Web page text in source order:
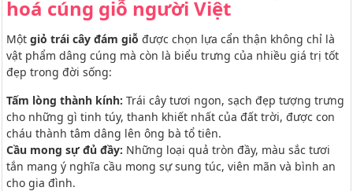
hoá cúng giỗ người Việt
Một giỏ trái cây đám giỗ được chọn lựa cẩn thận không chỉ là
vật phẩm dâng cúng mà còn là biểu trưng của nhiều giá trị tốt
đẹp trong đời sống:
Tấm lòng thành kính: Trái cây tươi ngon, sạch đẹp tượng trưng
cho những gì tinh túy, thanh khiết nhất của đất trời, được con
cháu thành tâm dâng lên ông bà tổ tiên.
Cầu mong sự đủ đầy: Những loại quả tròn đầy, màu sắc tươi
tắn mang ý nghĩa cầu mong sự sung túc, viên mãn và bình an
cho gia đình.